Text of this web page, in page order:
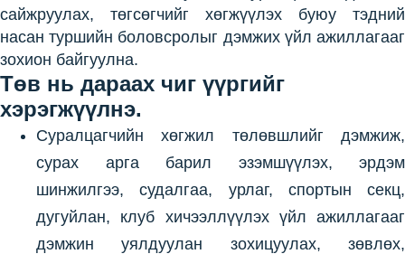
сайжруулах, төгсөгчийг хөгжүүлэх буюу тэдний
насан туршийн боловсролыг дэмжих үйл ажиллагааг
зохион байгуулна.
Төв нь дараах чиг үүргийг
хэрэгжүүлнэ.
Суралцагчийн хөгжил төлөвшлийг дэмжиж,
сурах арга барил эзэмшүүлэх, эрдэм
шинжилгээ, судалгаа, урлаг, спортын секц,
дугуйлан, клуб хичээллүүлэх үйл ажиллагааг
дэмжин уялдуулан зохицуулах, зөвлөх,